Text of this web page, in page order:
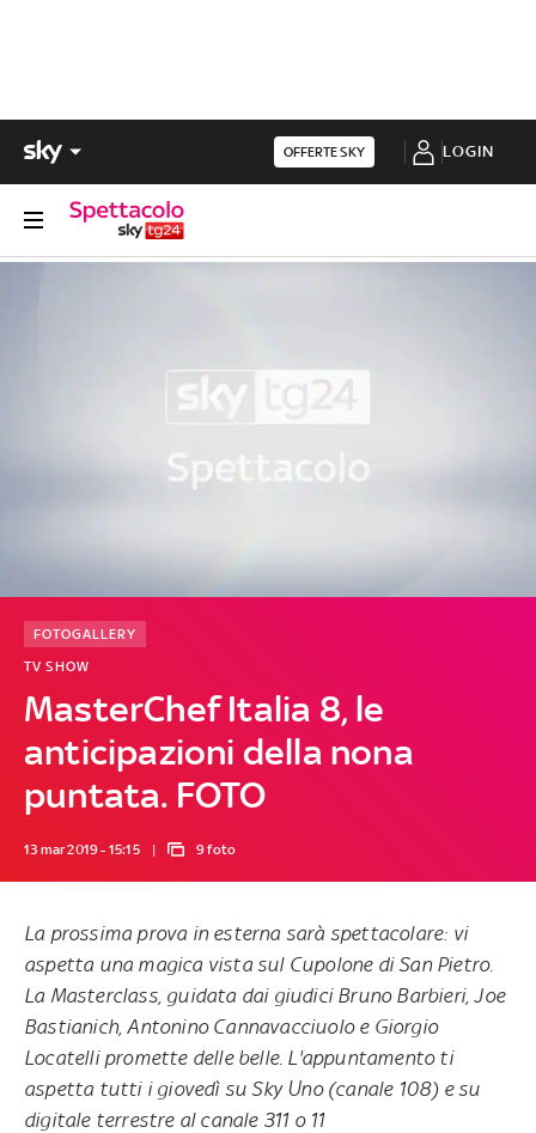
OFFERTE SKY LOGIN
MasterChef Italia 8, le
anticipazioni della nona
puntata. FOTO
TV SHOW
FOTOGALLERY
13 mar 2019 - 15:15 9 foto
La prossima prova in esterna sarà spettacolare: vi
aspetta una magica vista sul Cupolone di San Pietro.
La Masterclass, guidata dai giudici Bruno Barbieri, Joe
Bastianich, Antonino Cannavacciuolo e Giorgio
Locatelli promette delle belle. L'appuntamento ti
aspetta tutti i giovedì su Sky Uno (canale 108) e su
digitale terrestre al canale 311 o 11